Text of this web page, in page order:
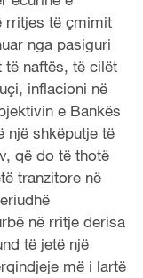
rritjes të çmimit
nga pasiguri
naftës, të cilët
inflacioni në
e Bankës
një shkëputje të
që do të thotë
tranzitore në
në rritje derisa
të jetë një
më i lartë